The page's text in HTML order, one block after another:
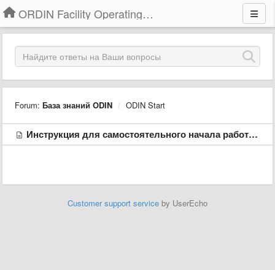
ORDIN Facility Operating System
Forum: База знаний ODIN ODIN Start
Инструкция для самостоятельного начала работы в конфигурации ODIN Start.
Customer support service by UserEcho